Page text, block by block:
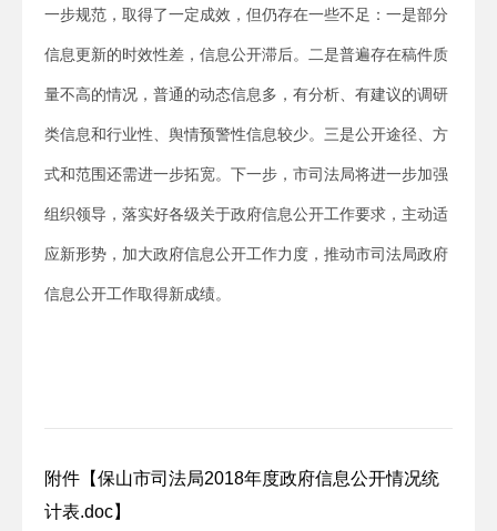
一步规范，取得了一定成效，但仍存在一些不足：一是部分
信息更新的时效性差，信息公开滞后。二是普遍存在稿件质
量不高的情况，普通的动态信息多，有分析、有建议的调研
类信息和行业性、舆情预警性信息较少。三是公开途径、方
式和范围还需进一步拓宽。下一步，市司法局将进一步加强
组织领导，落实好各级关于政府信息公开工作要求，主动适
应新形势，加大政府信息公开工作力度，推动市司法局政府
信息公开工作取得新成绩。
附件【保山市司法局2018年度政府信息公开情况统
计表.doc】